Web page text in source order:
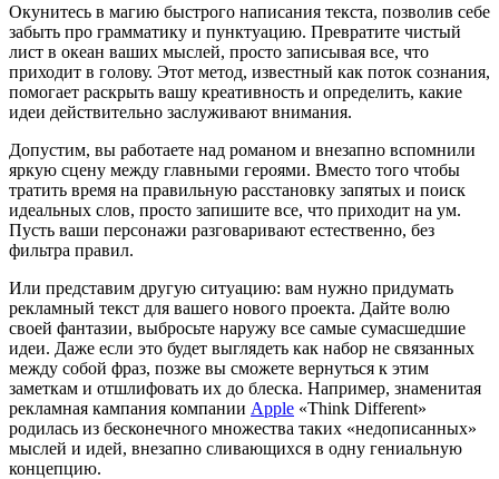
Окунитесь в магию быстрого написания текста, позволив себе
забыть про грамматику и пунктуацию. Превратите чистый
лист в океан ваших мыслей, просто записывая все, что
приходит в голову. Этот метод, известный как поток сознания,
помогает раскрыть вашу креативность и определить, какие
идеи действительно заслуживают внимания.
Допустим, вы работаете над романом и внезапно вспомнили
яркую сцену между главными героями. Вместо того чтобы
тратить время на правильную расстановку запятых и поиск
идеальных слов, просто запишите все, что приходит на ум.
Пусть ваши персонажи разговаривают естественно, без
фильтра правил.
Или представим другую ситуацию: вам нужно придумать
рекламный текст для вашего нового проекта. Дайте волю
своей фантазии, выбросьте наружу все самые сумасшедшие
идеи. Даже если это будет выглядеть как набор не связанных
между собой фраз, позже вы сможете вернуться к этим
заметкам и отшлифовать их до блеска. Например, знаменитая
рекламная кампания компании Apple «Think Different»
родилась из бесконечного множества таких «недописанных»
мыслей и идей, внезапно сливающихся в одну гениальную
концепцию.